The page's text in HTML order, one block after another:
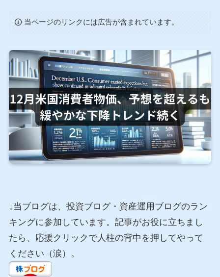
当ページのリンクには広告が含まれています。
↓当ブログは、投資ブログ・資産運用ブログのラン
キングに参加しています。記事がお役に立ちまし
たら、応援クリックで人柱の背中を押してやって
ください（涙）。